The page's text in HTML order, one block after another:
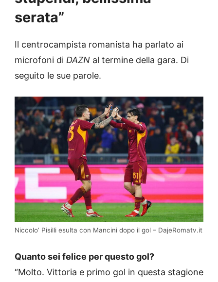
serata”
Il centrocampista romanista ha parlato ai
microfoni di DAZN al termine della gara. Di
seguito le sue parole.
Niccolo’ Pisilli esulta con Mancini dopo il gol – DajeRomatv.it
Quanto sei felice per questo gol?
“Molto. Vittoria e primo gol in questa stagione